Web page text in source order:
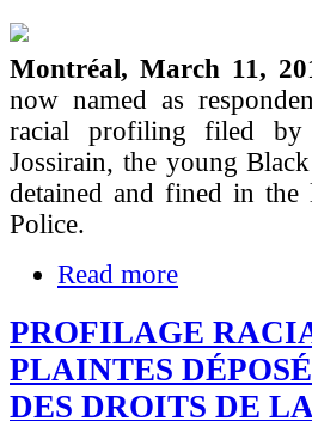
Montréal, March 11,
now named as
racial profiling filed by
Jossirain, the young
detained and fined in
Police.
Read more
PROFILAGE
PLAINTES
DES DROITS DE